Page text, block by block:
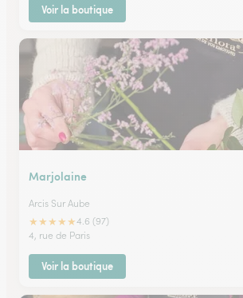
Voir la boutique
Marjolaine
Arcis Sur Aube
★★★★★4.6 (97)
4, rue de Paris
Voir la boutique